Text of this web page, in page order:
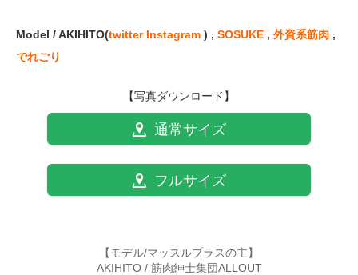
Model / AKIHITO(twitter Instagram ) , SOSUKE , 外資系筋肉 ,
でれごり
【写真ダウンロード】
通常サイズ
フルサイズ
【モデル/マッスルプラスの主】
AKIHITO / 筋肉紳士集団ALLOUT